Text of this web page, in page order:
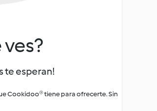
te esperan!
Cookidoo® tiene para ofrecerte. Sin